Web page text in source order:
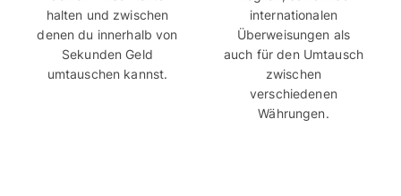
halten und zwischen
denen du innerhalb von
Sekunden Geld
umtauschen kannst.
internationalen
Überweisungen als
auch für den Umtausch
zwischen
verschiedenen
Währungen.